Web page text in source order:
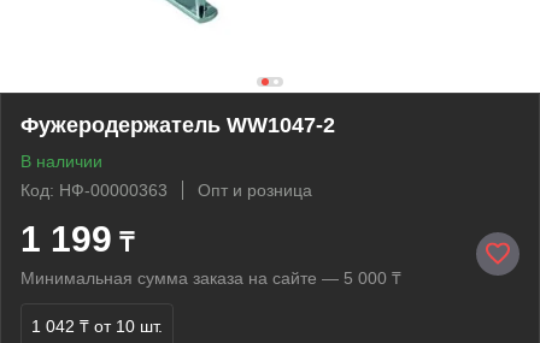
Фужеродержатель WW1047-2
В наличии
Код: НФ-00000363
Опт и розница
1 199 ₸
Минимальная сумма заказа на сайте — 5 000 ₸
1 042 ₸ от 10 шт.